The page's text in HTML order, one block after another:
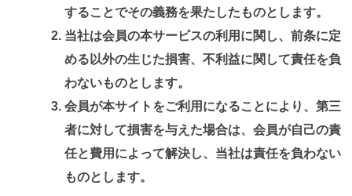
することでその義務を果たしたものとします。
当社は会員の本サービスの利用に関し、前条に定
める以外の生じた損害、不利益に関して責任を負
わないものとします。
会員が本サイトをご利用になることにより、第三
者に対して損害を与えた場合は、会員が自己の責
任と費用によって解決し、当社は責任を負わない
ものとします。